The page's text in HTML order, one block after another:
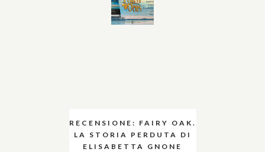
RECENSIONE: FAIRY OAK.
LA STORIA PERDUTA DI
ELISABETTA GNONE